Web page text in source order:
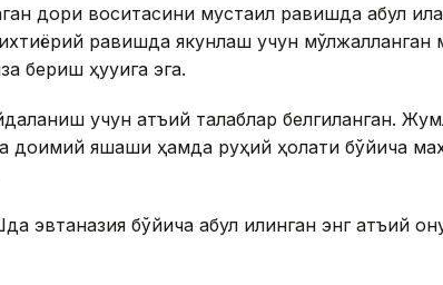
дори воситасини мустақил равишда қабул
равишда якунлаш учун мўлжалланган
ҳуқуқига эга.
учун қатъий талаблар белгиланган.
яшаши ҳамда руҳий ҳолати бўйича
бўйича қабул қилинган энг қатъий